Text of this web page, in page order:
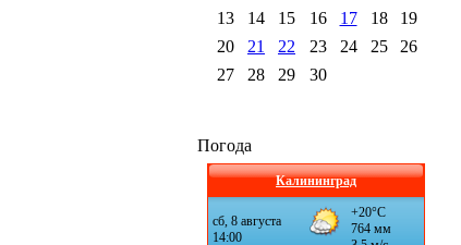
13
14 15 16 17 18
19
20
21 22 23 24 25
26
27
28 29 30
Погода
Калининград